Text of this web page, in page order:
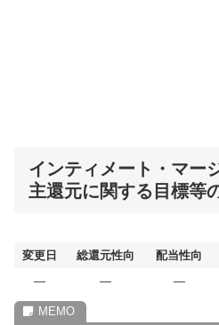
インティメート・マー
主還元に関する目標等
変更日 総還元性向 配当性向
―
― ―